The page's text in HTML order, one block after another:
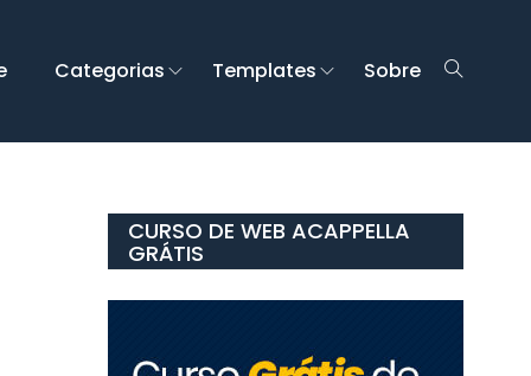
Categorias Templates Sobre
CURSO DE WEB ACAPPELLA
GRÁTIS